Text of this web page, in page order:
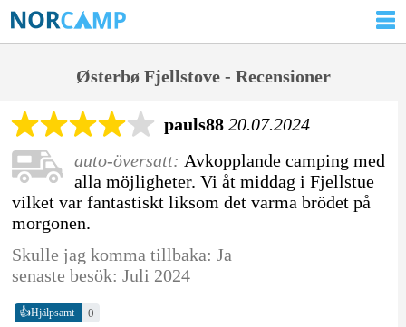
Østerbø Fjellstove - Recensioner
pauls88 20.07.2024
auto-översatt: Avkopplande camping med
alla möjligheter. Vi åt middag i Fjellstue
vilket var fantastiskt liksom det varma brödet på
morgonen.
Skulle jag komma tillbaka: Ja
senaste besök: Juli 2024
👍Hjälpsamt 0